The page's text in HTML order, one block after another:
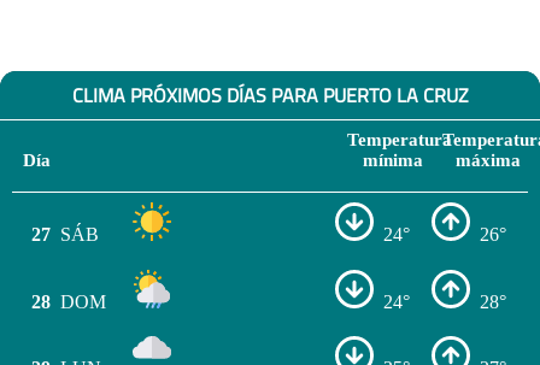
CLIMA PRÓXIMOS DÍAS PARA PUERTO LA CRUZ
Día
Temperatura
mínima
máxima
27 SÁB 24° 26°
28 DOM 24° 28°